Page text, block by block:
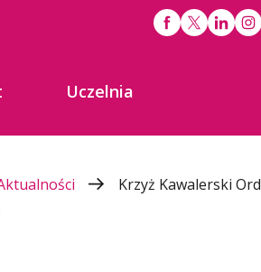
Uczelnia
Krzyż Kawalerski